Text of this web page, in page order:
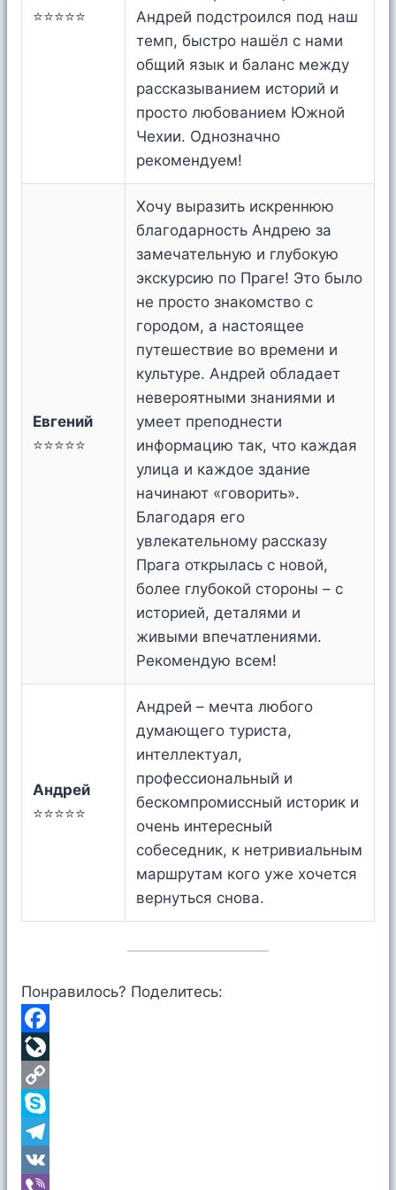
⭐⭐⭐⭐⭐
Андрей подстроился под наш
темп, быстро нашёл с нами
общий язык и баланс между
рассказыванием историй и
просто любованием Южной
Чехии. Однозначно
рекомендуем!
Евгений
⭐⭐⭐⭐⭐
Хочу выразить искреннюю
благодарность Андрею за
замечательную и глубокую
экскурсию по Праге! Это было
не просто знакомство с
городом, а настоящее
путешествие во времени и
культуре. Андрей обладает
невероятными знаниями и
умеет преподнести
информацию так, что каждая
улица и каждое здание
начинают «говорить».
Благодаря его
увлекательному рассказу
Прага открылась с новой,
более глубокой стороны – с
историей, деталями и
живыми впечатлениями.
Рекомендую всем!
Андрей
⭐⭐⭐⭐⭐
Андрей – мечта любого
думающего туриста,
интеллектуал,
профессиональный и
бескомпромиссный историк и
очень интересный
собеседник, к нетривиальным
маршрутам кого уже хочется
вернуться снова.
Понравилось? Поделитесь:
F
a
c
e
b
L
v
e
C
o
p
S
kT